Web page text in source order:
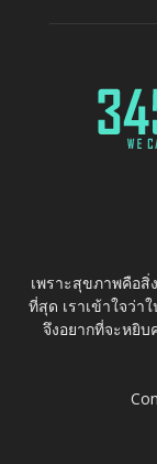
เพราะสุขภาพคือ
ที่สุด เราเข้าใจว่า
จึงอยากที่จะหยิ